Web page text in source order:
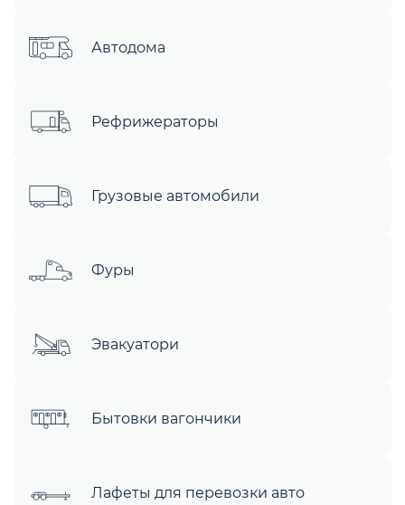
Автодома
Рефрижераторы
Грузовые автомобили
Фуры
Эвакуатори
Бытовки вагончики
Лафеты для перевозки авто